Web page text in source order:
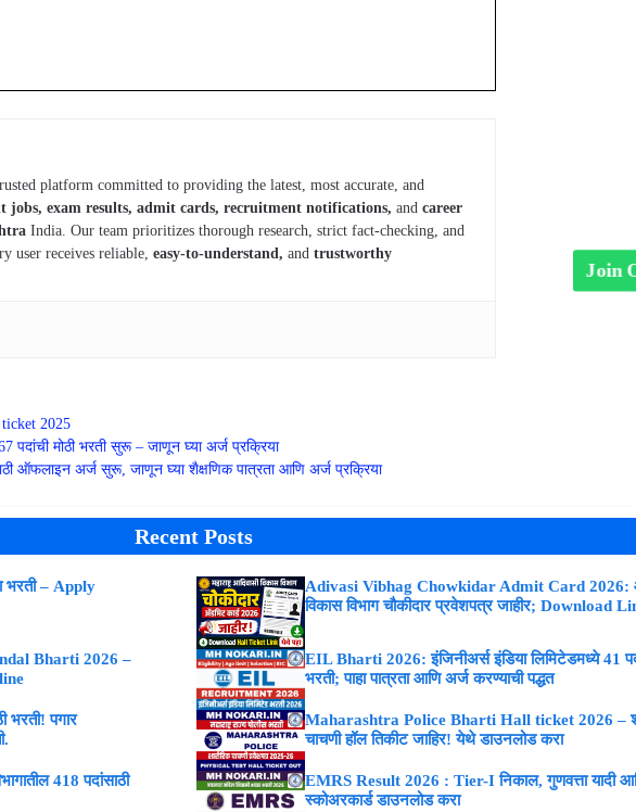
platform committed to providing the latest, most accurate, and
jobs, exam results, admit cards, recruitment notifications, and career
India. Our team prioritizes thorough research, strict fact-checking, and
user receives reliable, easy-to-understand, andtrustworthy
2025
पदांची मोठी भरती सुरू – जाणून घ्या अर्ज प्रक्रिया
ऑफलाइन अर्ज सुरू, जाणून घ्या शैक्षणिक पात्रता आणि अर्ज प्रक्रिया
Recent Posts
भरती – Apply
Adivasi Vibhag Chowkidar Admit Card 2026:
विकास विभाग चौकीदार प्रवेशपत्र जाहीर; Download
Bharti 2026 –
EIL Bharti 2026: इंजिनीअर्स इंडिया लिमिटेडमध्ये 41
भरती; पाहा पात्रता आणि अर्ज करण्याची पद्धत
भरती! पगार
Maharashtra Police Bharti Hall ticket 2026 –
चाचणी हॉल तिकीट जाहिर! येथे डाउनलोड करा
418 पदांसाठी
EMRS Result 2026 : Tier-I निकाल, गुणवत्ता यादी
स्कोअरकार्ड डाउनलोड करा